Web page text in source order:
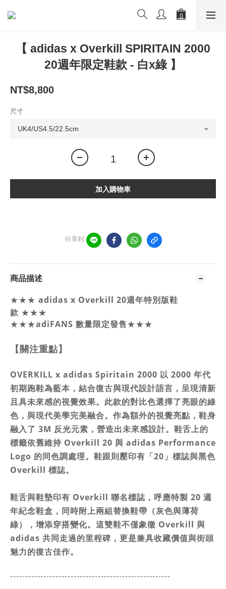
【 adidas x Overkill SPIRITAIN 2000
20週年限定鞋款 - 白x綠 】
NT$8,800
尺寸
加入購物車
分享到
商品描述
★★★ adidas x Overkill 20週年特別版鞋
款 ★★★
★★★adiFANS 數量限定發售★★★
【關注重點】
OVERKILL x adidas Spiritain 2000 以 2000 年代
初期跑鞋為藍本，結合復古與現代設計語言，呈現清新
且具未來感的視覺效果。 此款的對比色選擇了亮眼的綠
色，與現代美學完美融合。作為額外的視覺亮點，鞋身
融入了 3M 反光元素，營造出未來感設計。鞋舌上的
標籤依舊維持 Overkill 20 與 adidas Performance
Logo 的同色調處理。鞋跟則壓印有「20」標誌與黑色
Overkill 標誌。
鞋舌與鞋墊印有 Overkill 聯名標誌，呼應特製 20 週
年紀念鞋盒，同時附上兩組替換鞋帶（灰色與薄荷
綠），增添穿搭變化。這雙鞋不僅象徵 Overkill 與
adidas 共同走過的里程碑，更是兼具收藏價值與街頭
魅力的復古佳作。
-----------------------------------------------------